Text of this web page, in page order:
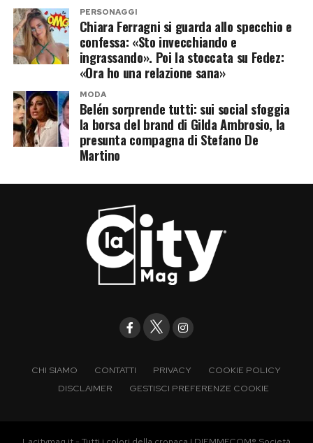
PERSONAGGI
Chiara Ferragni si guarda allo specchio e
confessa: «Sto invecchiando e
ingrassando». Poi la stoccata su Fedez:
«Ora ho una relazione sana»
MODA
Belén sorprende tutti: sui social sfoggia
la borsa del brand di Gilda Ambrosio, la
presunta compagna di Stefano De
Martino
CHI SIAMO CONTATTI PRIVACY
COOKIE POLICY
DISCLAIMER
GESTISCI PREFERENZE COOKIE